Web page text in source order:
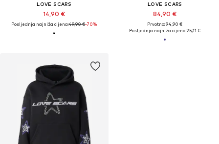
LOVE SCARS
14,90 €
Posljednja najniža cijena:49,90 €-70%
LOVE SCARS
84,90 €
Prvotno: 94,90 €
Posljednja najniža cijena:25,11 €